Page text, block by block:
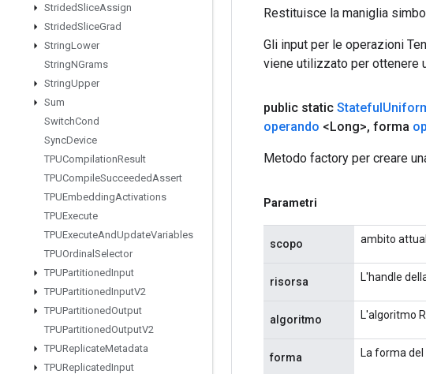
StridedSliceAssign
StridedSliceGrad
StringLower
StringNGrams
StringUpper
Sum
SwitchCond
SyncDevice
TPUCompilationResult
TPUCompileSucceededAssert
TPUEmbeddingActivations
TPUExecute
TPUExecuteAndUpdateVariables
TPUOrdinal Selector
TPUPartitionedInput
TPUPartitionedInputV2
TPUPartitionedOutput
TPUPartitionedOutputV2
TPUReplicateMetadata
TPUReplicatedInput
Restituisce la maniglia
Gli input per le operazioni
viene utilizzato per ottenere
public static Stateful
operando <Long>, forma
Metodo factory per creare
Parametri
scopo ambito
risorsa L'handle
algoritmo L'algoritmo
forma La forma del